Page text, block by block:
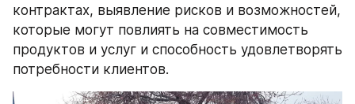
контрактах, выявление рисков и возможностей,
которые могут повлиять на совместимость
продуктов и услуг и способность удовлетворять
потребности клиентов.